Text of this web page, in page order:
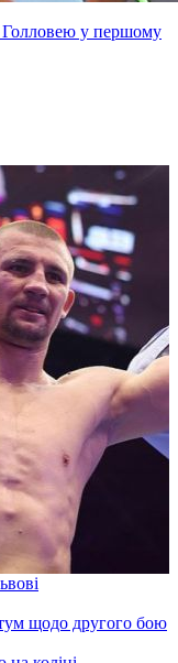
Голловею у першому
щодо другого бою